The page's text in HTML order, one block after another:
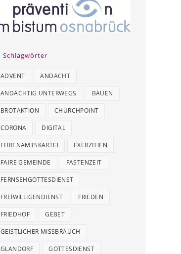
Schlagwörter
ADVENT ANDACHT
ANDÄCHTIG UNTERWEGS BAUEN
BROTAKTION CHURCHPOINT
CORONA DIGITAL
EHRENAMTSKARTEI EXERZITIEN
FAIRE GEMEINDE FASTENZEIT
FERNSEHGOTTESDIENST
FREIWILLIGENDIENST FRIEDEN
FRIEDHOF GEBET
GEISTLICHER MISSBRAUCH
GLANDORF GOTTESDIENST